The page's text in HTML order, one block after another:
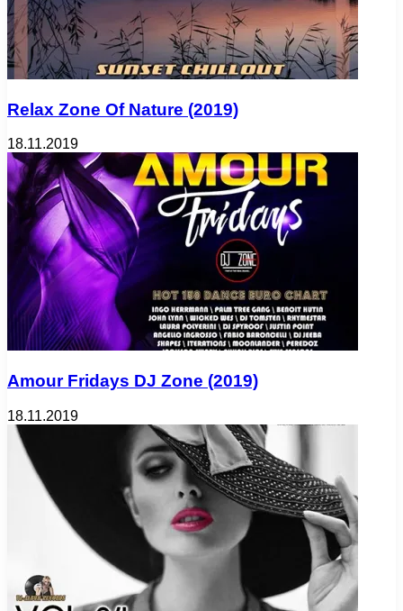
Relax Zone Of Nature (2019)
18.11.2019
Amour Fridays DJ Zone (2019)
18.11.2019